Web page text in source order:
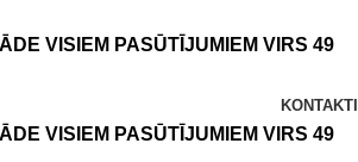
VISIEM PASŪTĪJUMIEM VIRS 49
KONTAKTI
VISIEM PASŪTĪJUMIEM VIRS 49